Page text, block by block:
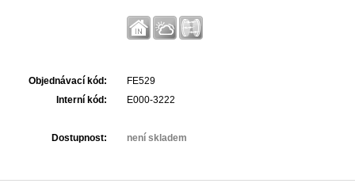
Objednávací kód:
FE529
Interní kód:
E000-3222
Dostupnost: není skladem